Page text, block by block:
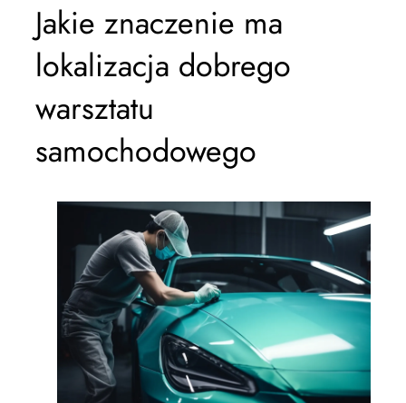
Jakie znaczenie ma
lokalizacja dobrego
warsztatu
samochodowego